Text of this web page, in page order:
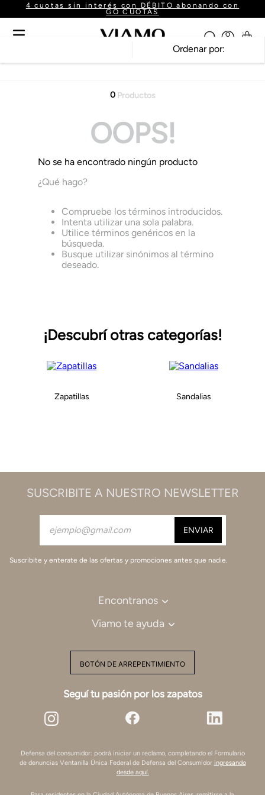
4 cuotas sin interés con DÉBITO abonando con
GO CUOTAS
Ordenar por
0 Productos
OOPS!
No se ha encontrado ningún producto
¿Qué hago?
Compruebe los términos introducidos.
Intenta utilizar una sola palabra.
Utilice términos genéricos en la
búsqueda.
Busque utilizar sinónimos al término
deseado.
¡Descubrí otras categorías!
Zapatillas Sandalias
SUSCRIBITE A NUESTRO NEWSLETTER
Suscribite y enterate de las ofertas y promociones antes que nadie.
Encontranos
Viamo te ayuda
BOTÓN DE ARREPENTIMIENTO
Seguí tu pasión por los zapatos
Defensa del consumidor: podrá iniciar un reclamo, completando el Formulario
de denuncias Ventanilla Única Federal de Defensa del Consumidor ingresando
desde aquí.